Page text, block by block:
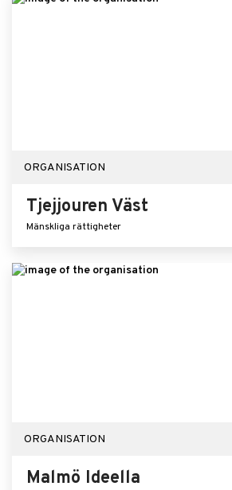
ORGANISATION
Tjejjouren Väst
Mänskliga rättigheter
ORGANISATION
Malmö Ideella